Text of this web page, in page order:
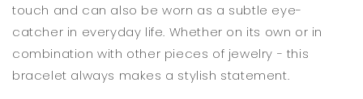
touch and can also be worn as a subtle eye-
catcher in everyday life. Whether on its own or in
combination with other pieces of jewelry - this
bracelet always makes a stylish statement.